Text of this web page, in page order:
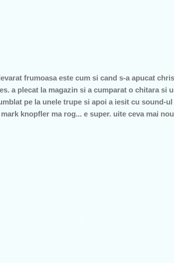
frumoasa este cum si cand s-a apucat
a plecat la magazin si a cumparat o chitara si
pe la unele trupe si apoi a iesit cu sound-
knopfler ma rog... e super. uite ceva mai